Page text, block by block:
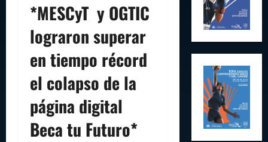
*MESCyT y OGTIC
lograron superar
en tiempo récord
el colapso de la
página digital
Beca tu Futuro*